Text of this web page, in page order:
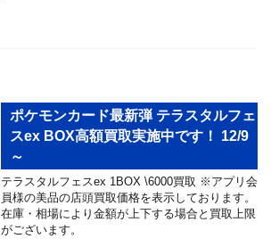
ポケモンカード最新弾 テラスタルフェ
スex BOX高額買取実施中です！ 12/9
～
テラスタルフェスex 1BOX \6000買取 ※アプリ会
員様の美品の店頭買取価格を表示しております。
在庫・相場により金額が上下する場合と買取上限
がございます。